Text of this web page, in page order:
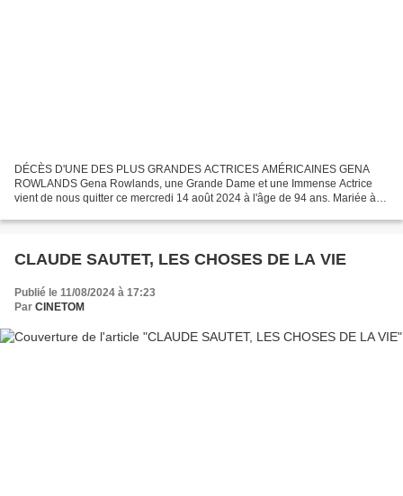
DÉCÈS D'UNE DES PLUS GRANDES ACTRICES AMÉRICAINES GENA
ROWLANDS Gena Rowlands, une Grande Dame et une Immense Actrice
vient de nous quitter ce mercredi 14 août 2024 à l'âge de 94 ans. Mariée à
CLAUDE SAUTET, LES CHOSES DE LA VIE
Publié le 11/08/2024 à 17:23
Par CINETOM